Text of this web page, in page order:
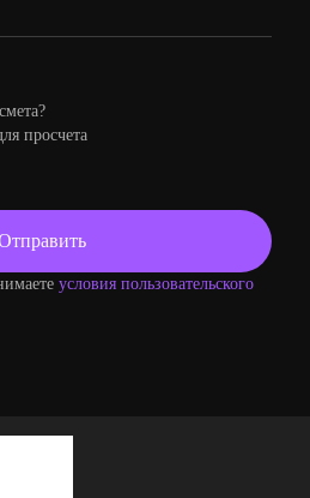
просчета
условия пользовательского